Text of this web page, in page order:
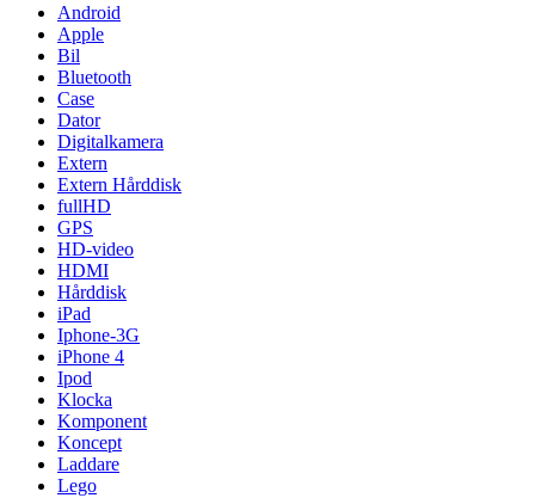
Android
Apple
Bil
Bluetooth
Case
Dator
Digitalkamera
Extern
Extern Hårddisk
fullHD
GPS
HD-video
HDMI
Hårddisk
iPad
Iphone-3G
iPhone 4
Ipod
Klocka
Komponent
Koncept
Laddare
Lego